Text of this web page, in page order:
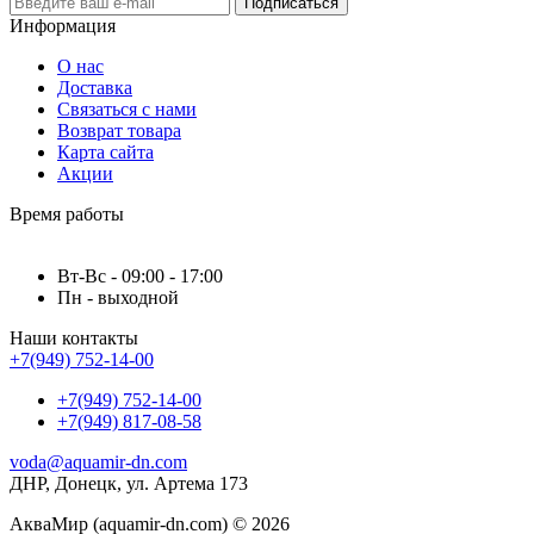
Информация
О нас
Доставка
Связаться с нами
Возврат товара
Карта сайта
Акции
Время работы
Вт-Вс - 09:00 - 17:00
Пн - выходной
Наши контакты
+7(949) 752-14-00
+7(949) 752-14-00
+7(949) 817-08-58
voda@aquamir-dn.com
ДНР, Донецк, ул. Артема 173
АкваМир (aquamir-dn.com) © 2026